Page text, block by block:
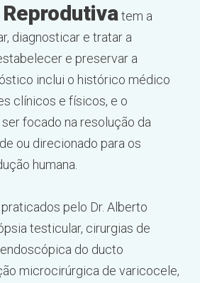
tem a
diagnosticar e tratar a
e preservar a
inclui o histórico médico
clínicos e físicos, e o
focado na resolução da
ou direcionado para os
humana.
pelo Dr. Alberto
testicular, cirurgias de
do ducto
microcirúrgica de varicocele,